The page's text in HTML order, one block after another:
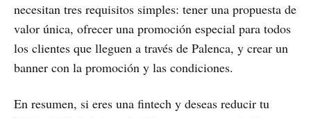
necesitan tres requisitos simples: tener una propuesta de
valor única, ofrecer una promoción especial para todos
los clientes que lleguen a través de Palenca, y crear un
banner con la promoción y las condiciones.
En resumen, si eres una fintech y deseas reducir tu